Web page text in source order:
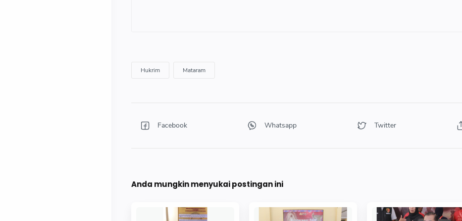
Anda mungkin menyukai postingan ini